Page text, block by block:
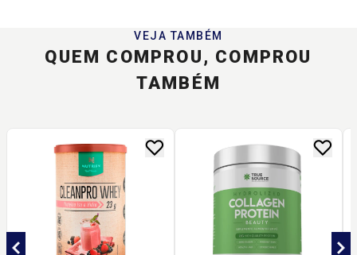
VEJA TAMBÉM
QUEM COMPROU, COMPROU
TAMBÉM